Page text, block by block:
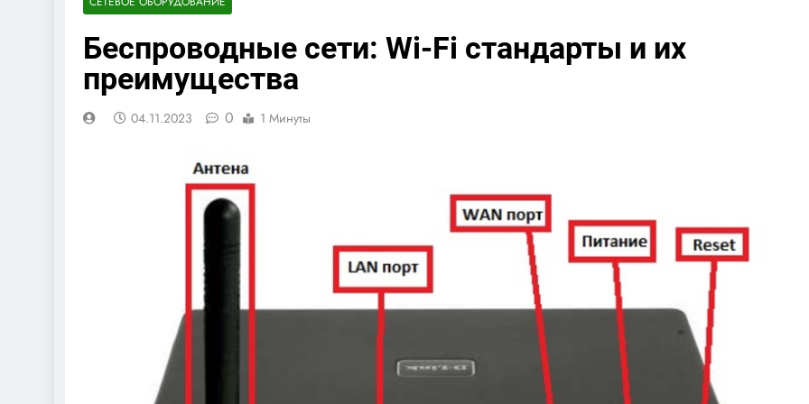
Беспроводные сети: Wi-Fi стандарты и их
преимущества
04.11.2023 0 1 Минуты